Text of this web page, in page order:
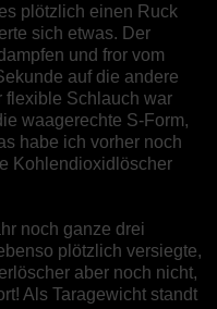
plötzlich einen Ruck
sich etwas. Der
und fror vom
auf die andere
flexible Schlauch war
waagerechte S-Form,
habe ich vorher noch
Kohlendioxidlöscher
noch ganze drei
plötzlich versiegte,
aber noch nicht,
Als Taragewicht standt